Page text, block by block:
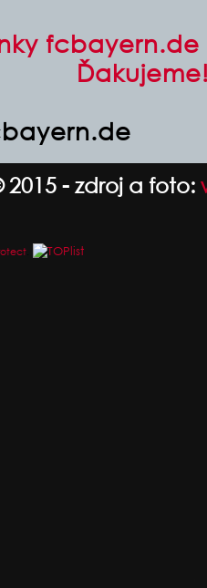
fcbayern.de
- zdroj a foto: